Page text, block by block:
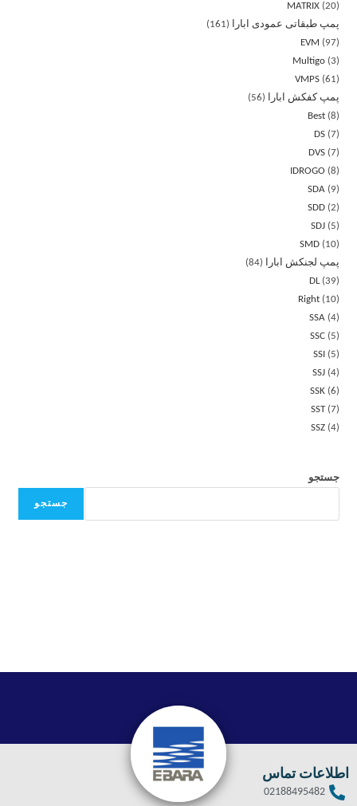
MATRIX 20
پمپ طبقاتی عمودی ابارا
161
EVM
97
Multigo 3
VMPS 61
پمپ کفکش ابارا
56
Best 8
DS 7
DVS 7
IDROGO
8
SDA
9
SDD 2
SDJ
5
SMD
10
پمپ لجنکش ابارا
84
DL 39
Right
10
SSA 4
SSC
5
SSI
5
SSJ 4
SSK 6
SST 7
SSZ 4
جستجو
جستجو
اطلاعات تماس
02188495482